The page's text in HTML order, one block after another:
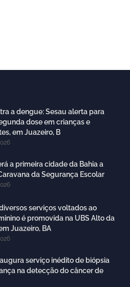
a dengue: Sesau alerta para
dose em crianças e
em Juazeiro, B
a primeira cidade da Bahia a
da Segurança Escolar
serviços voltados ao
é promovida na UBS Alto da
Juazeiro, BA
serviço inédito de biópsia
na detecção do câncer de